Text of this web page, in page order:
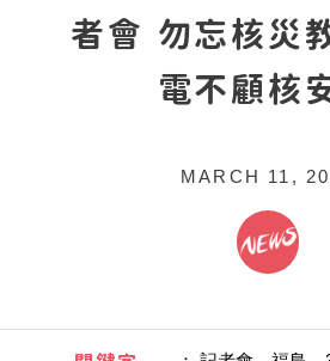
者會 勿忘核災
電不顧核
MARCH 11,